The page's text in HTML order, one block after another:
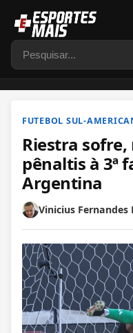
Pesquisar
FUTEBOL SUL-
Riestra
pênaltis à 3ª
Argentina
Vinicius Fernandes